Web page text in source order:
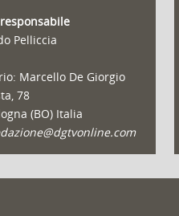
Pelliccia
Marcello De Giorgio
78
(BO) Italia